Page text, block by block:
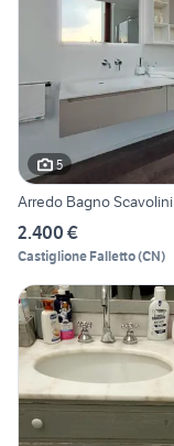
5
Arredo Bagno Scavolini
2.400 €
Castiglione Falletto(CN)